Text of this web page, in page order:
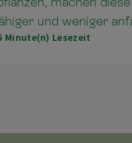
und weniger
Pilzerkrankungen
Minute(n) Lesezeit